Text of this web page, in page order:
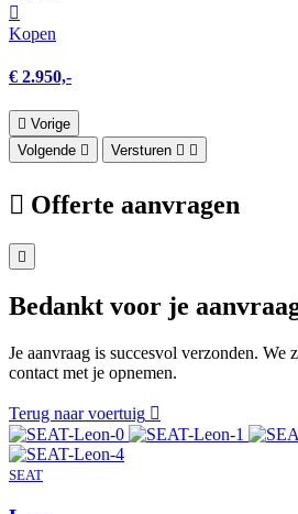
Kopen
€ 2.950,-
Vorige
Volgende
Versturen
Offerte aanvragen
Bedankt voor je
Je aanvraag is succesvol verzonden. We
contact met je opnemen.
Terug naar voertuig
SEAT